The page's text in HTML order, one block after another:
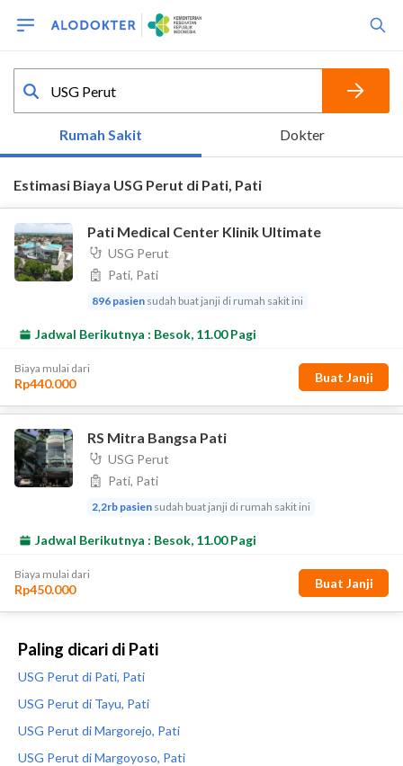
Paling dicari di Pati
USG Perut di Pati, Pati
USG Perut di Tayu, Pati
USG Perut di Margorejo, Pati
USG Perut di Margoyoso, Pati